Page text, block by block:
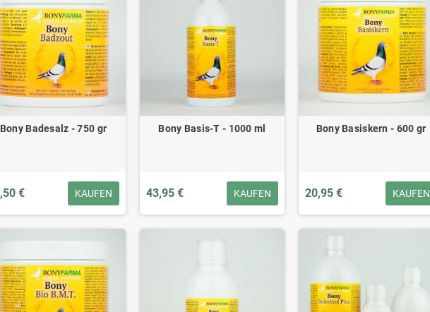
Bony Badesalz - 750 gr
€ KAUFEN
Bony Basis-T - 1000 ml
43,95 € KAUFEN
Bony Basiskern - 600 gr
20,95 € KAUFEN